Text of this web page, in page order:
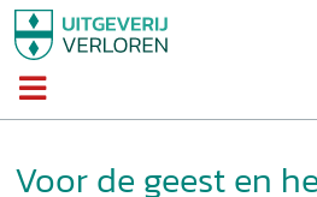
Voor de geest en